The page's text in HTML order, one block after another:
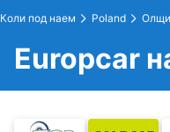
Коли под наем Poland
Europcar